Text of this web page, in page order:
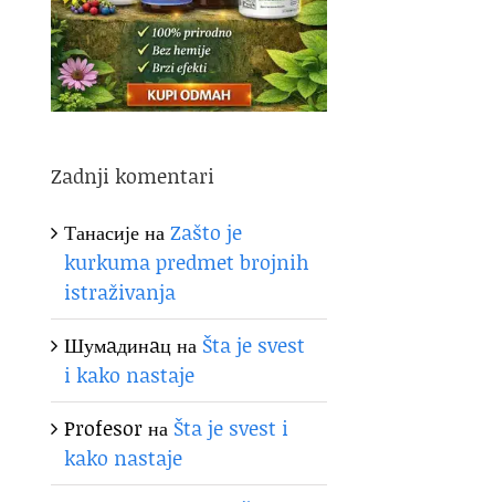
Zadnji komentari
ТанасијенаZašto je
kurkuma predmet brojnih
istraživanja
Шумaдинaцна Šta je svest
i kako nastaje
Profesorна Šta je svest i
kako nastaje